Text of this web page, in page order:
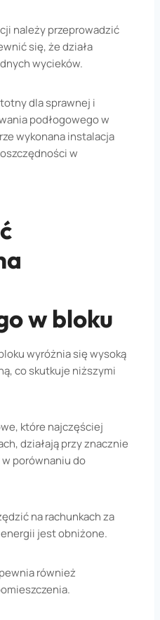
należy przeprowadzić
się, że działa
wycieków.
dla sprawnej i
podłogowego w
wykonana instalacja
w
w bloku
wyróżnia się wysoką
co skutkuje niższymi
które najczęściej
działają przy znacznie
porównaniu do
na rachunkach za
jest obniżone.
również